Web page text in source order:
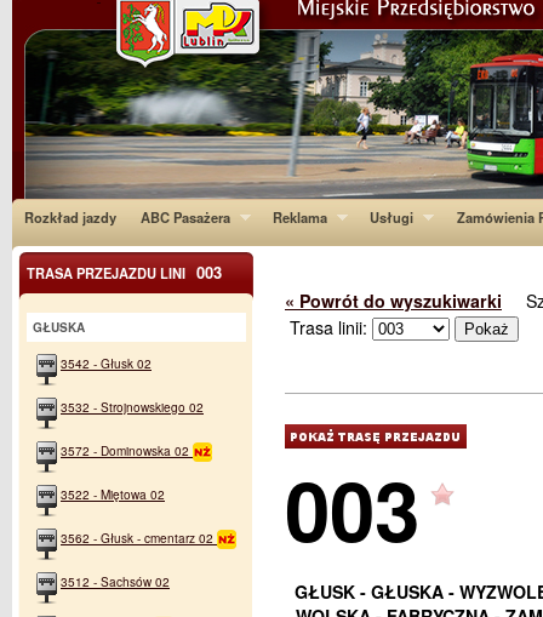
Rozkład jazdy ABC Pasażera Reklama Usługi Zamówienia
« Powrót do wyszukiwarki
Trasa linii:
003
GŁUSK - GŁUSKA -
TRASA PRZEJAZDU LINI 003
GŁUSKA
3542 - Głusk 02
3532 - Strojnowskiego 02
3572 - Dominowska 02
3522 - Miętowa 02
3562 - Głusk - cmentarz 02
3512 - Sachsów 02